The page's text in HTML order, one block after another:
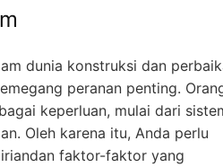
dunia konstruksi dan
peranan penting.
keperluan, mulai dari
Oleh karena itu, Anda perlu
faktor-faktor yang